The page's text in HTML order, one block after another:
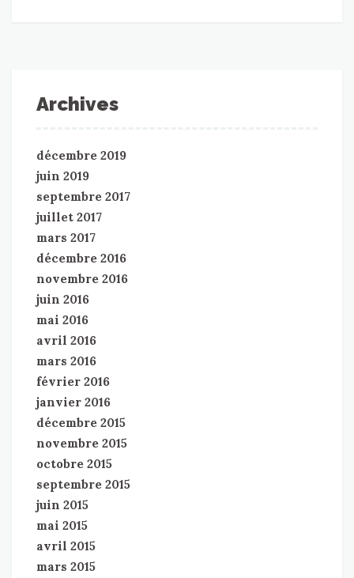
Archives
décembre 2019
juin 2019
septembre 2017
juillet 2017
mars 2017
décembre 2016
novembre 2016
juin 2016
mai 2016
avril 2016
mars 2016
février 2016
janvier 2016
décembre 2015
novembre 2015
octobre 2015
septembre 2015
juin 2015
mai 2015
avril 2015
mars 2015